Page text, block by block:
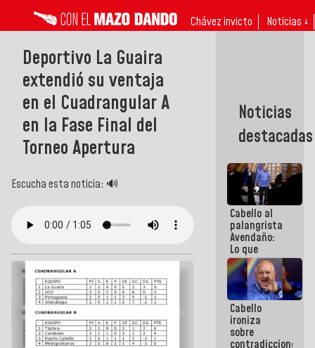
Chávez invicto Noticias ↓
Deportivo La Guaira
extendió su ventaja
en el Cuadrangular A
en la Fase Final del
Torneo Apertura
Escucha esta noticia: 🔊
Noticias
destacadas
Cabello al
palangrista
Avendaño:
Lo que
vayas a
escribir
hazlo hoy
por que no
sabemos si
la semana
que viene
Cabello
ironiza
sobre
contradicciones